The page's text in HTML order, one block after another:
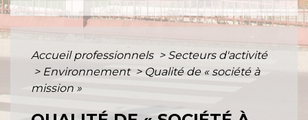
Accueil professionnels > Secteurs d'activité
> Environnement > Qualité de « société à
mission »